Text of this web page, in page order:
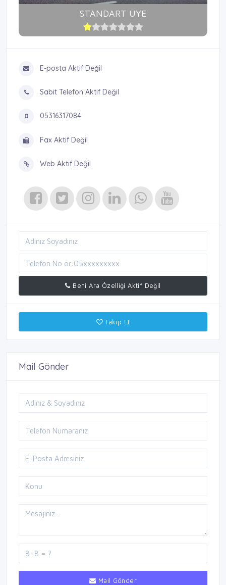
STANDART ÜYE
E-posta Aktif Değil
Sabit Telefon Aktif Değil
05316317084
Fax Aktif Değil
Web Aktif Değil
Beni Ara Özelliği Aktif Değil
Takip Et
Mail Gönder
Mail Gönder